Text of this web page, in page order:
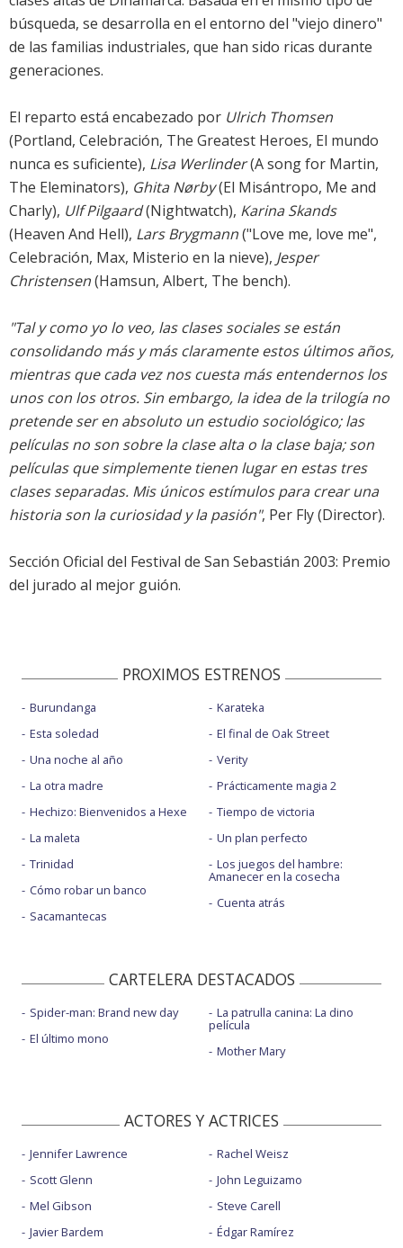
búsqueda, se desarrolla en el entorno del "viejo dinero"
de las familias industriales, que han sido ricas durante
generaciones.
El reparto está encabezado por Ulrich Thomsen
(Portland, Celebración, The Greatest Heroes, El mundo
nunca es suficiente), Lisa Werlinder(A song for Martin,
The Eleminators), Ghita Nørby(El Misántropo, Me and
Charly), Ulf Pilgaard(Nightwatch), Karina Skands
(Heaven And Hell), Lars Brygmann("Love me, love me",
Celebración, Max, Misterio en la nieve), Jesper
Christensen(Hamsun, Albert, The bench).
"Tal y como yo lo veo, las clases sociales se están
consolidando más y más claramente estos últimos años,
mientras que cada vez nos cuesta más entendernos los
unos con los otros. Sin embargo, la idea de la trilogía no
pretende ser en absoluto un estudio sociológico; las
películas no son sobre la clase alta o la clase baja; son
películas que simplemente tienen lugar en estas tres
clases separadas. Mis únicos estímulos para crear una
historia son la curiosidad y la pasión", Per Fly (Director).
Sección Oficial del Festival de San Sebastián 2003: Premio
del jurado al mejor guión.
PROXIMOS ESTRENOS
Burundanga
Esta soledad
Una noche al año
La otra madre
Hechizo: Bienvenidos a Hexe
La maleta
Trinidad
Cómo robar un banco
Sacamantecas
Karateka
El final de Oak Street
Verity
Prácticamente magia 2
Tiempo de victoria
Un plan perfecto
Los juegos del hambre:
Amanecer en la cosecha
Cuenta atrás
CARTELERA DESTACADOS
Spider-man: Brand new day
El último mono
La patrulla canina: La dino
película
Mother Mary
ACTORES Y ACTRICES
Jennifer Lawrence
Scott Glenn
Mel Gibson
Javier Bardem
Rachel Weisz
John Leguizamo
Steve Carell
Édgar Ramírez